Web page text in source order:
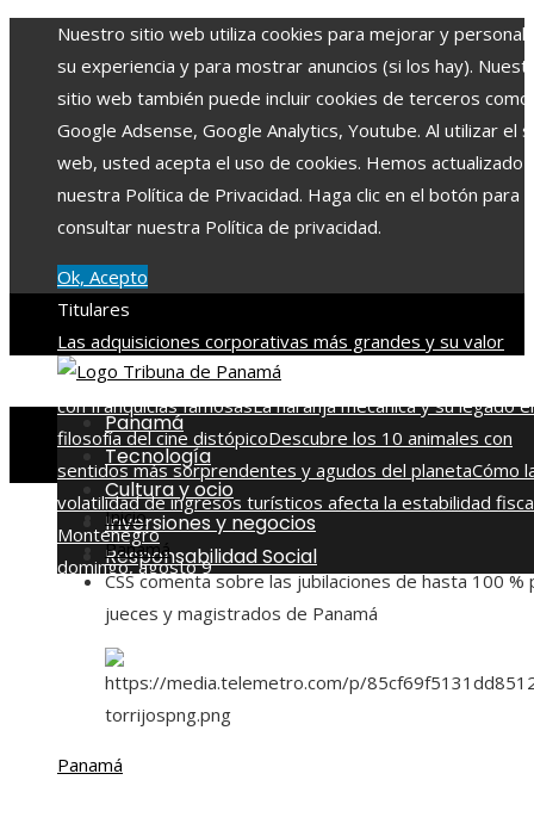
Nuestro sitio web utiliza cookies para mejorar y
su experiencia y para mostrar anuncios (si los hay).
sitio web también puede incluir cookies de terceros como
Google Adsense, Google Analytics, Youtube. Al utilizar el
web, usted acepta el uso de cookies. Hemos actualizado
nuestra Política de Privacidad. Haga clic en el botón para
consultar nuestra Política de privacidad.
Ok, Acepto
Titulares
Las adquisiciones corporativas más grandes y su valor
récordAlianza entre Disney y TikTok para impulsar
con franquicias famosasLa naranja mecánica y su legado
filosofía del cine distópicoDescubre los 10 animales con
sentidos más sorprendentes y agudos del planetaCómo
volatilidad de ingresos turísticos afecta la estabilidad
Montenegro
domingo, agosto 9
Panamá
Tecnología
Cultura y ocio
Inversiones y negocios
Responsabilidad Social
Inicio
Panamá
CSS comenta sobre las jubilaciones de hasta 100 %
jueces y magistrados de Panamá
Panamá